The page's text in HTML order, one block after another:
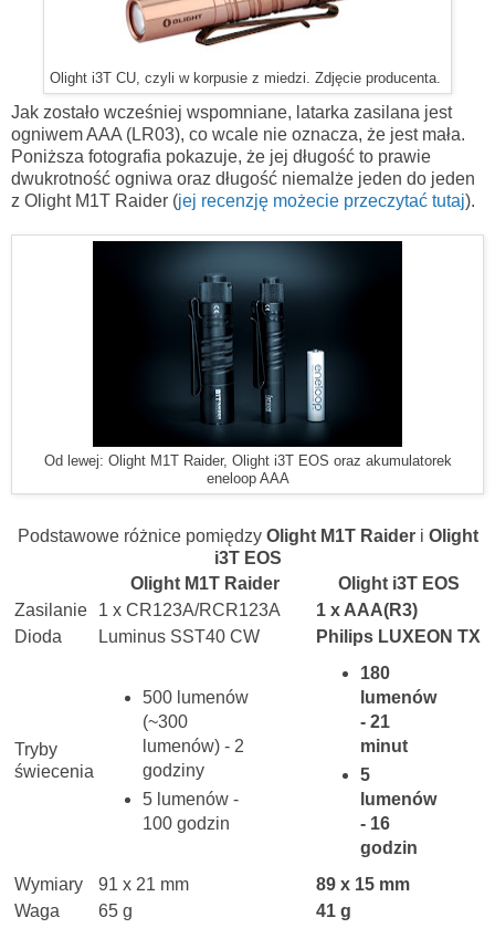
Olight i3T CU, czyli w korpusie z miedzi. Zdjęcie producenta.
Jak zostało wcześniej wspomniane, latarka zasilana jest
ogniwem AAA (LR03), co wcale nie oznacza, że jest mała.
Poniższa fotografia pokazuje, że jej długość to prawie
dwukrotność ogniwa oraz długość niemalże jeden do jeden
z Olight M1T Raider (jej recenzję możecie przeczytać tutaj).
Od lewej: Olight M1T Raider, Olight i3T EOS oraz akumulatorek
eneloop AAA
Podstawowe różnice pomiędzy Olight M1T Raideri Olight
i3T EOS
Olight M1T Raider
Olight i3T EOS
Zasilanie
1 x CR123A/RCR123A
1 x AAA(R3)
Dioda
Luminus SST40 CW Philips LUXEON TX
Tryby
świecenia
500 lumenów
(~300
lumenów) - 2
godziny
5 lumenów -
100 godzin
180
lumenów
- 21
minut
5
lumenów
- 16
godzin
Wymiary
91 x 21 mm
89 x 15 mm
Waga
65 g 41 g